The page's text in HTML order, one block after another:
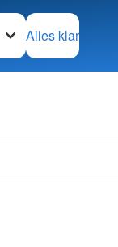
Alles klar